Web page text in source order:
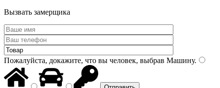
Вызвать замерщика
Пожалуйста, докажите, что вы человек, выбрав Машину.